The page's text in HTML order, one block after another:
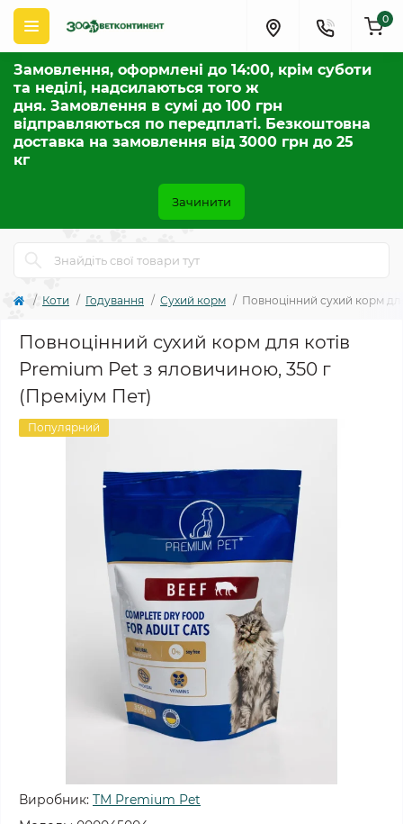
Замовлення, оформлені до 14:00, крім суботи
та неділі, надсилаються того ж
дня. Замовлення в сумі до 100 грн
відправляються по передплаті. Безкоштовна
доставка на замовлення від 3000 грн до 25
кг
Зачинити
0
Коти Годування Сухий корм Повноцінний сухий корм
Повноцінний сухий корм для котів
Premium Pet з яловичиною, 350 г
(Преміум Пет)
Популярний
Виробник: TM Premium Pet